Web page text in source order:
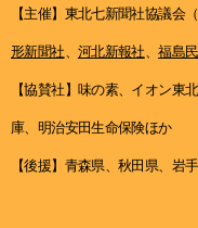
【主催】東北七新聞社協議会（
形新聞社、 河北新報社、福島
【協賛社】味の素、イオン東
庫、明治安田生命保険ほか
【後援】青森県、秋田県、岩